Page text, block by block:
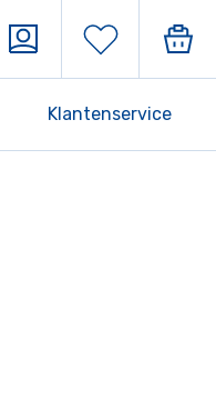
Klantenservice